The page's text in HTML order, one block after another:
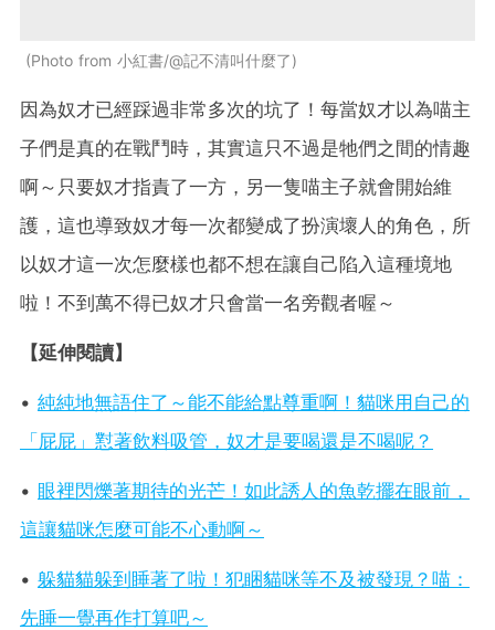
Photo from 小紅書/@記不清叫什麼了
因為奴才已經踩過非常多次的坑了！每當奴才以為喵主
子們是真的在戰鬥時，其實這只不過是牠們之間的情趣
啊～只要奴才指責了一方，另一隻喵主子就會開始維
護，這也導致奴才每一次都變成了扮演壞人的角色，所
以奴才這一次怎麼樣也都不想在讓自己陷入這種境地
啦！不到萬不得已奴才只會當一名旁觀者喔～
【延伸閱讀】
• 純純地無語住了～能不能給點尊重啊！貓咪用自己的
「屁屁」懟著飲料吸管，奴才是要喝還是不喝呢？
• 眼裡閃爍著期待的光芒！如此誘人的魚乾擺在眼前，
這讓貓咪怎麼可能不心動啊～
• 躲貓貓躲到睡著了啦！犯睏貓咪等不及被發現？喵：
先睡一覺再作打算吧～